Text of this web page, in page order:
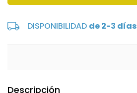
DISPONIBILIDAD de 2-3 días
Descripción